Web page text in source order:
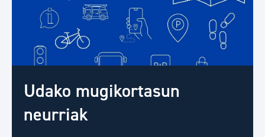
Udako mugikortasun
neurriak